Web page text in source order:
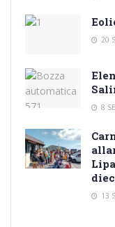
20
8
13